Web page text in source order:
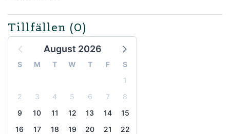
Tillfällen (0)
August 2026
S M T W T F
S
1
2
3 4 5 6 7
8
9
10 11 12 13 14
15
16
17 18 19 20 21
22